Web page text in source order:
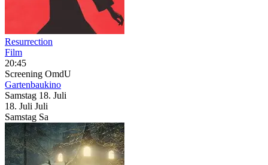
Resurrection
Film
20:45
Screening OmdU
Gartenbaukino
Samstag 18. Juli
18. Juli Juli
Samstag Sa